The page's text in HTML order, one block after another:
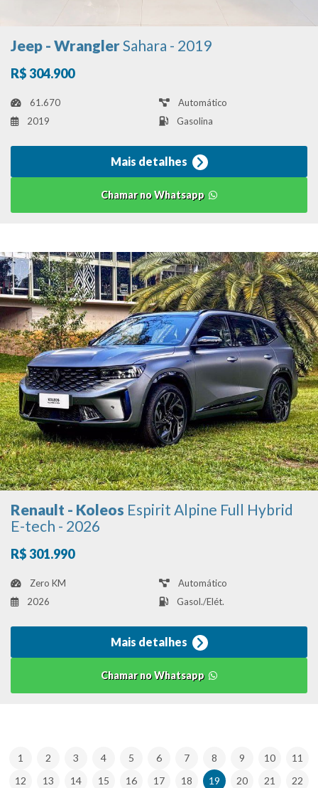
Jeep - WranglerSahara - 2019
R$ 304.900
61.670
Automático
2019
Gasolina
Mais detalhes
Chamar no Whatsapp
Renault - Koleos Espirit Alpine Full Hybrid
E-tech - 2026
R$ 301.990
Zero KM
Automático
2026
Gasol./Elét.
Mais detalhes
Chamar no Whatsapp
1 2 3 4 5 6 7 8 9 10
11
12
13 14 15 16 17 18 19 20 21
22